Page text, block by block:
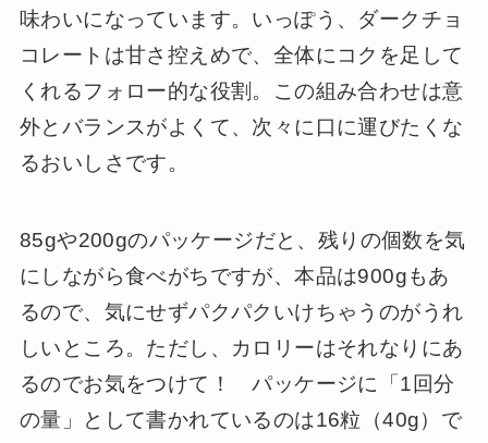
味わいになっています。いっぽう、ダークチョ
コレートは甘さ控えめで、全体にコクを足して
くれるフォロー的な役割。この組み合わせは意
外とバランスがよくて、次々に口に運びたくな
るおいしさです。
85gや200gのパッケージだと、残りの個数を気
にしながら食べがちですが、本品は900gもあ
るので、気にせずパクパクいけちゃうのがうれ
しいところ。ただし、カロリーはそれなりにあ
るのでお気をつけて！ パッケージに「1回分
の量」として書かれているのは16粒（40g）で